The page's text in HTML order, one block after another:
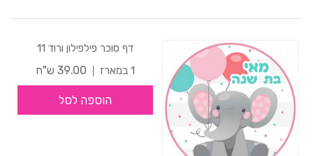
דף סוכר פילפילון ורוד 11
1 במארז
39.00 ש"ח
הוספה לסל